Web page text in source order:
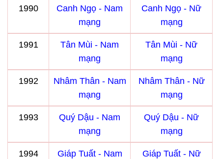
1990
Canh Ngọ - Nam
mạng
Canh Ngọ - Nữ
mạng
1991
Tân Mùi - Nam
mạng
Tân Mùi - Nữ
mạng
1992
Nhâm Thân - Nam
mạng
Nhâm Thân - Nữ
mạng
1993
Quý Dậu - Nam
mạng
Quý Dậu - Nữ
mạng
1994
Giáp Tuất - Nam
Giáp Tuất - Nữ